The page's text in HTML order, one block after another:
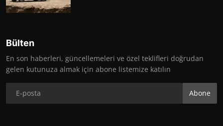
Bülten
En son haberleri, güncellemeleri ve özel teklifleri doğrudan
gelen kutunuza almak için abone listemize katılın
Abone